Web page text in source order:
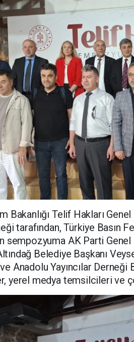
Bakanlığı Telif Hakları
tarafından, Türkiye Basın
AK Parti Genel
Belediye Başkanı
Anadolu Yayıncılar Derneği
yerel medya temsilcileri ve